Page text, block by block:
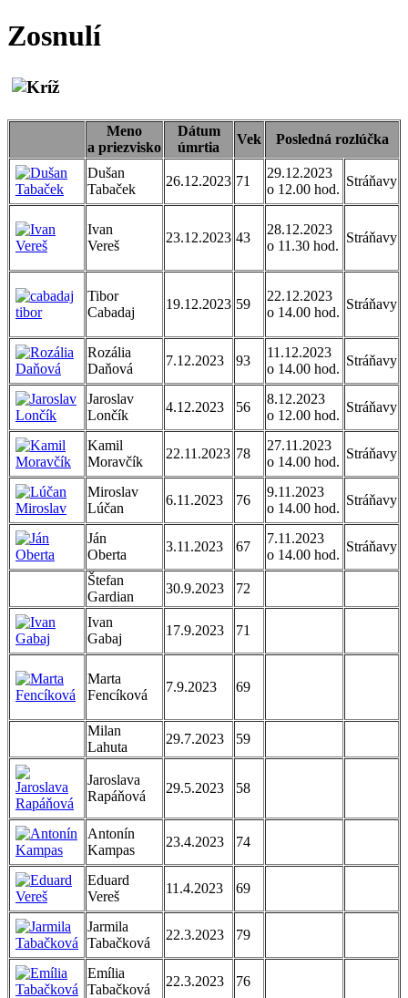
Zosnulí
Meno
a priezvisko
Dátum
úmrtia
Vek Posledná rozlúčka
Dušan
Tabaček
26.12.2023 71
29.12.2023
o 12.00 hod.
Stráňavy
Ivan
Vereš
23.12.2023 43
28.12.2023
o 11.30 hod.
Stráňavy
Tibor
Cabadaj
19.12.2023 59
22.12.2023
o 14.00 hod.
Stráňavy
Rozália
Daňová
7.12.2023 93
11.12.2023
o 14.00 hod.
Stráňavy
Jaroslav
Lončík
4.12.2023 56
8.12.2023
o 12.00 hod.
Stráňavy
Kamil
Moravčík
22.11.2023 78
27.11.2023
o 14.00 hod.
Stráňavy
Miroslav
Lúčan
6.11.2023 76
9.11.2023
o 14.00 hod.
Stráňavy
Ján
Oberta
3.11.2023 67
7.11.2023
o 14.00 hod.
Stráňavy
Štefan
Gardian
30.9.2023 72
Ivan
Gabaj
17.9.2023 71
Marta
Fencíková
7.9.2023 69
Milan
Lahuta
29.7.2023 59
Jaroslava
Rapáňová
29.5.2023 58
Antonín
Kampas
23.4.2023 74
Eduard
Vereš
11.4.2023 69
Jarmila
Tabačková
22.3.2023 79
Emília
Tabačková
22.3.2023 76